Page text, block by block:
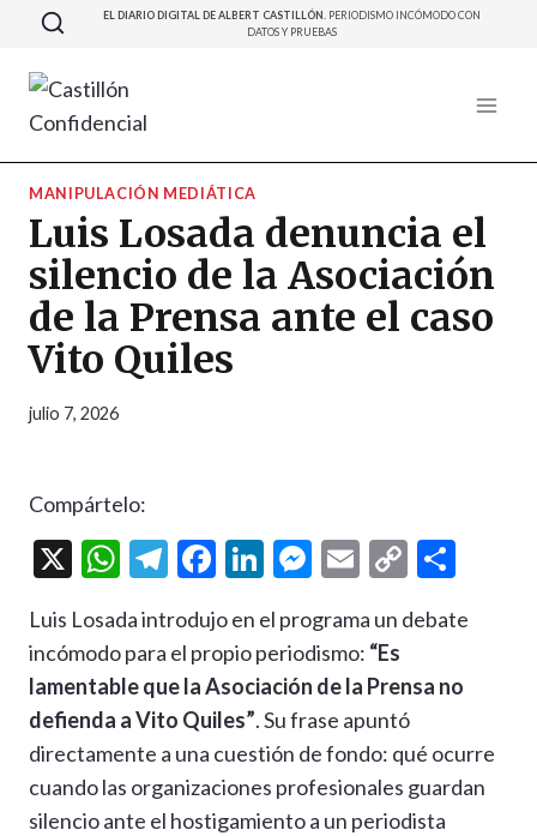
Saltar
contenido
EL DIARIO DIGITAL DE ALBERT CASTILLÓN. PERIODISMO INCÓMODO CON
DATOS Y PRUEBAS
MANIPULACIÓN MEDIÁTICA
Luis Losada denuncia el
silencio de la Asociación
de la Prensa ante el caso
Vito Quiles
julio 7, 2026
Compártelo:
X
W
at
s
A
p
p
T
e
gr
a
m
F
e
b
o
o
k
Li
ke
dI
n
M
se
n
g
er
E
ai
l
C
p
y
Li
n
k
m
p
ti
r
Luis Losada introdujo en el programa un debate
incómodo para el propio periodismo: “Es
lamentable que la Asociación de la Prensa no
defienda a Vito Quiles”. Su frase apuntó
directamente a una cuestión de fondo: qué ocurre
cuando las organizaciones profesionales guardan
silencio ante el hostigamiento a un periodista